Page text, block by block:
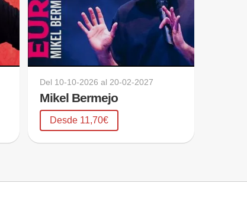
Del 10-10-2026 al 20-02-2027
Mikel Bermejo
Desde 11,70€